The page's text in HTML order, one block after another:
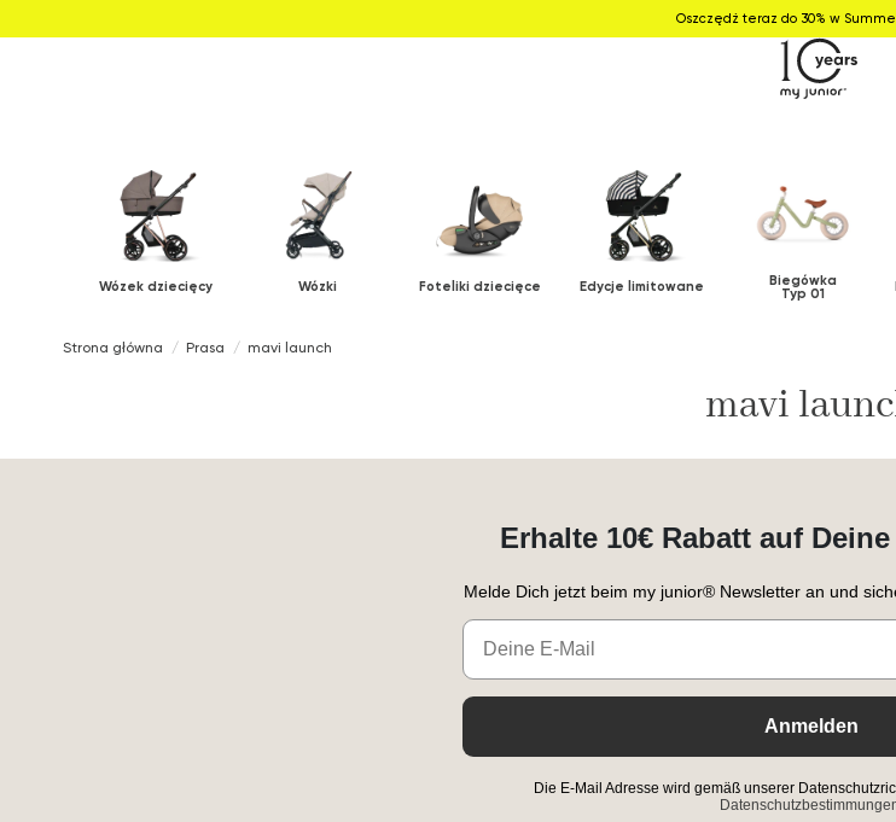
Oszczędź teraz do 30% w
Wózek dziecięcy Wózki Foteliki dziecięce Edycje limitowane Biegówka
Typ 01
Strona główna Prasa mavi launch
mavi
Erhalte 10€ Rabatt auf
Melde Dich jetzt beim my junior® Newsletter an und
Email
Anmelden
Die E-Mail Adresse wird gemäß unserer